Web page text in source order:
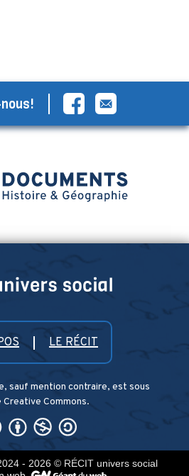
LE RÉCIT
sauf mention contraire, est sous
Creative Commons.
- 2026 © RÉCIT univers social